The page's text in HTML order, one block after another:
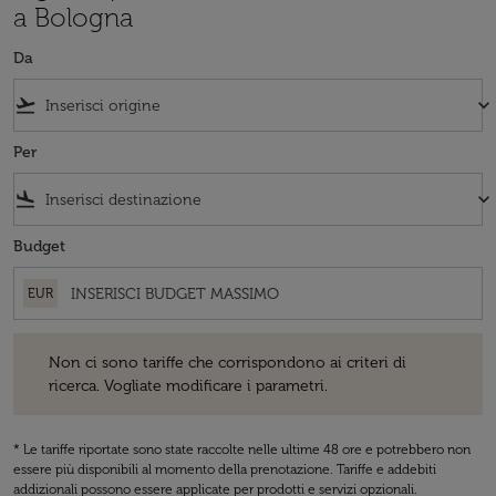
a Bologna
Da
flight_takeoff keyboard_arrow_down
Per
flight_land keyboard_arrow_down
Budget
EUR
Non ci sono tariffe che corrispondono ai criteri di
ricerca. Vogliate modificare i parametri.
* Le tariffe riportate sono state raccolte nelle ultime 48 ore e potrebbero non
essere più disponibili al momento della prenotazione. Tariffe e addebiti
addizionali possono essere applicate per prodotti e servizi opzionali.